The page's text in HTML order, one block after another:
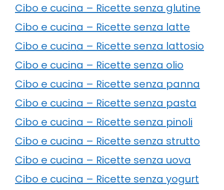
Cibo e cucina – Ricette senza glutine
Cibo e cucina – Ricette senza latte
Cibo e cucina – Ricette senza lattosio
Cibo e cucina – Ricette senza olio
Cibo e cucina – Ricette senza panna
Cibo e cucina – Ricette senza pasta
Cibo e cucina – Ricette senza pinoli
Cibo e cucina – Ricette senza strutto
Cibo e cucina – Ricette senza uova
Cibo e cucina – Ricette senza yogurt